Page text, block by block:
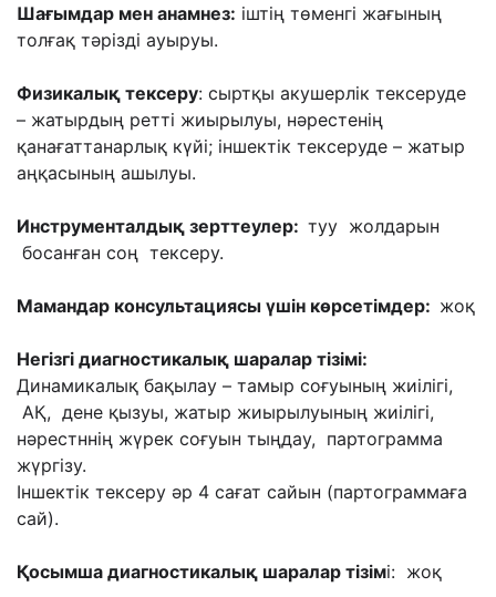
Шағымдар мен анамнез: іштің төменгі жағының
толғақ тəрізді ауыруы.
Физикалық тексеру: сыртқы акушерлік тексеруде
– жатырдың ретті жиырылуы, нəрестенің
қанағаттанарлық күйі; іншектік тексеруде – жатыр
аңқасының ашылуы.
Инструменталдық зерттеулер: туу жолдарын
босанған соң тексеру.
Мамандар консультациясы үшін көрсетімдер: жоқ
Негізгі диагностикалық шаралар тізімі:
Динамикалық бақылау – тамыр соғуының жиілігі,
АҚ, дене қызуы, жатыр жиырылуының жиілігі,
нəрестннің жүрек соғуын тыңдау, партограмма
жүргізу.
Іншектік тексеру əр 4 сағат сайын (партограммаға
сай).
Қосымша диагностикалық шаралар тізімі: жоқ